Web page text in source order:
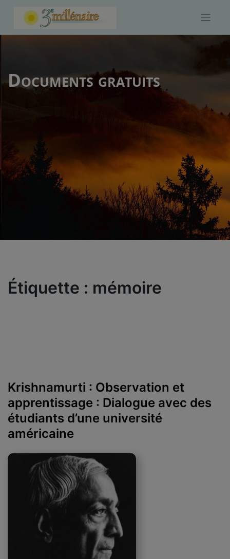
Documents gratuits
Étiquette : mémoire
Krishnamurti : Observation et
apprentissage : Dialogue avec des
étudiants d’une université
américaine